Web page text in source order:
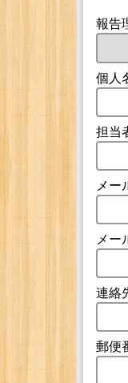
報告
個人
担当
メー
メー
連絡
郵便